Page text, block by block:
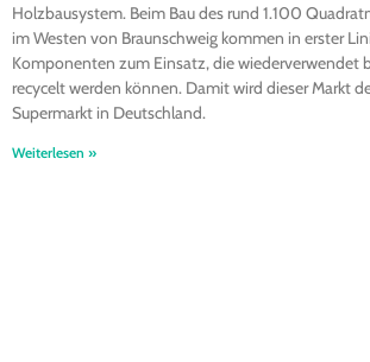
Holzbausystem. Beim Bau des rund 1.100
im Westen von Braunschweig kommen in erster
Komponenten zum Einsatz, die wiederverwendet
recycelt werden können. Damit wird dieser Markt
Supermarkt in Deutschland.
Weiterlesen »